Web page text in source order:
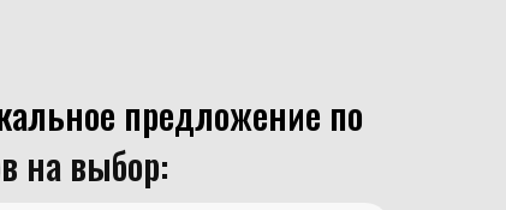
предложение по
на выбор: